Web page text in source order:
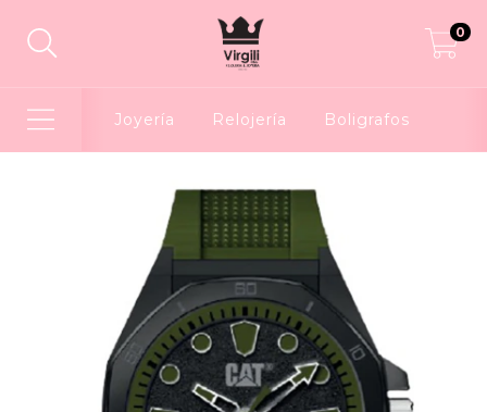
0
Joyería Relojería Boligrafos